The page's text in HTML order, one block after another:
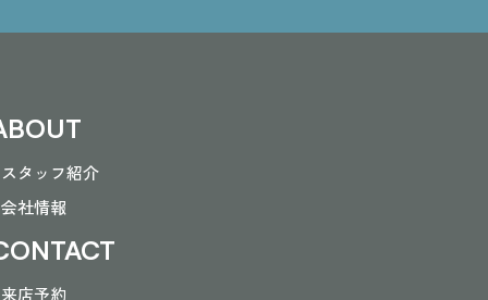
タッフ紹介
社情報
店予約